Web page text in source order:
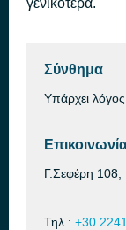
γενικότερα.
Σύνθημα
Υπάρχει
Γ.Σεφέρη
Τηλ.: +30